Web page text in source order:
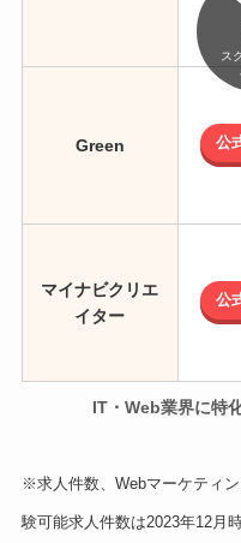
Green 公
マイナビクリエ
イター
公
ス
IT・Web業界に特
※求人件数、Webマーケティ
験可能求人件数は2023年12月